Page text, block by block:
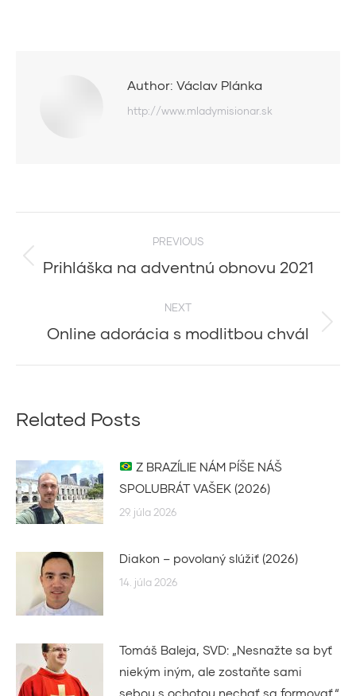
Author: Václav Plánka
http://www.mladymisionar.sk
navigation
PREVIOUS
Previous
Prihláška na adventnú obnovu 2021
NEXT
Next
Online adorácia s modlitbou chvál
Related Posts
Z BRAZÍLIE NÁM PÍŠE NÁŠ
SPOLUBRÁT VAŠEK (2026)
29. júla 2026
Diakon – povolaný slúžiť (2026)
14. júla 2026
Tomáš Baleja, SVD: „Nesnažte sa byť
niekým iným, ale zostaňte sami
sebou s ochotou nechať sa formovať.“